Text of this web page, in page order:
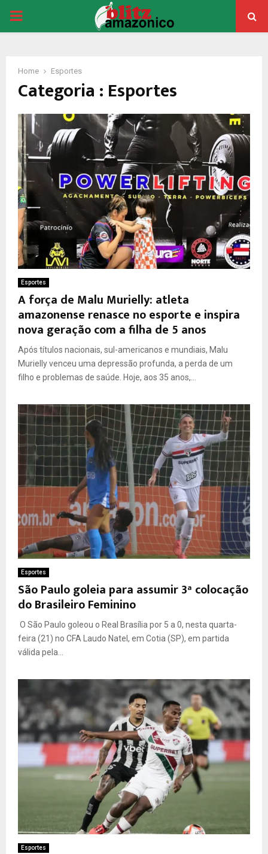
PRIMARY
Home Esportes
Categoria : Esportes
Esportes
A força de Malu Murielly: atleta
amazonense renasce no esporte e inspira
nova geração com a filha de 5 anos
Após títulos nacionais, sul-americanos e mundiais, Malu
Murielly venceu uma depressão profunda, a perda de um
filho e problemas de saúde. Hoje, aos 35 anos,...
Esportes
São Paulo goleia para assumir 3ª colocação
do Brasileiro Feminino
O São Paulo goleou o Real Brasília por 5 a 0, nesta quarta-
feira (21) no CFA Laudo Natel, em Cotia (SP), em partida
válida pela...
Esportes